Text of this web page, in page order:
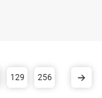
129 256